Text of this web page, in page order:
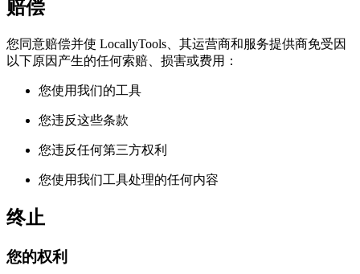
赔偿
您同意赔偿并使 LocallyTools、其运营商和服务提供商免受因
以下原因产生的任何索赔、损害或费用：
您使用我们的工具
您违反这些条款
您违反任何第三方权利
您使用我们工具处理的任何内容
终止
您的权利